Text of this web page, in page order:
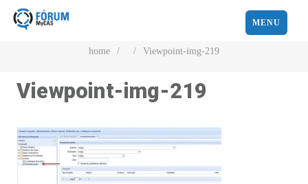
MENU
home / / Viewpoint-img-219
Viewpoint-img-219